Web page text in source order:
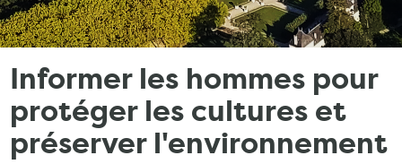
Informer les hommes pour
protéger les cultures et
préserver l'environnement